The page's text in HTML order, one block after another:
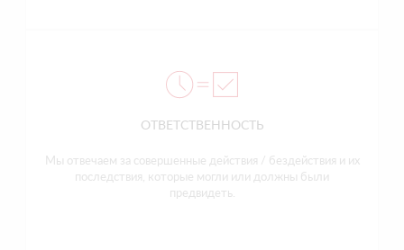
ОТВЕТСТВЕННОСТЬ
Мы отвечаем за совершенные действия / бездействия и их
последствия, которые могли или должны были
предвидеть.